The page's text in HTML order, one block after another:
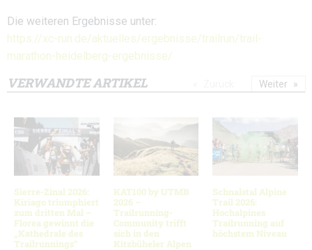
Die weiteren Ergebnisse unter:
https://xc-run.de/aktuelles/ergebnisse/trailrun/trail-
marathon-heidelberg-ergebnisse/
VERWANDTE ARTIKEL
Sierre-Zinal 2026:
Kiriago triumphiert
zum dritten Mal –
Florea gewinnt die
„Kathedrale des
Trailrunnings“
KAT100 by UTMB
2026 –
Trailrunning-
Community trifft
sich in den
Kitzbüheler Alpen
Schnalstal Alpine
Trail 2026:
Hochalpines
Trailrunning auf
höchstem Niveau
Weiter